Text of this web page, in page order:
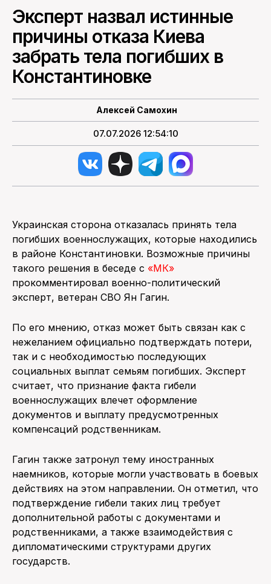
Эксперт назвал истинные
причины отказа Киева
забрать тела погибших в
Константиновке
Алексей Самохин
07.07.2026 12:54:10
Украинская сторона отказалась принять тела
погибших военнослужащих, которые находились
в районе Константиновки. Возможные причины
такого решения в беседе с «МК»
прокомментировал военно-политический
эксперт, ветеран СВО Ян Гагин.
По его мнению, отказ может быть связан как с
нежеланием официально подтверждать потери,
так и с необходимостью последующих
социальных выплат семьям погибших. Эксперт
считает, что признание факта гибели
военнослужащих влечет оформление
документов и выплату предусмотренных
компенсаций родственникам.
Гагин также затронул тему иностранных
наемников, которые могли участвовать в боевых
действиях на этом направлении. Он отметил, что
подтверждение гибели таких лиц требует
дополнительной работы с документами и
родственниками, а также взаимодействия с
дипломатическими структурами других
государств.